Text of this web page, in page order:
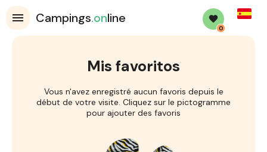
Campings.online
0
Mis favoritos
Vous n'avez enregistré aucun favoris depuis le
début de votre visite. Cliquez sur le pictogramme
pour ajouter des favoris